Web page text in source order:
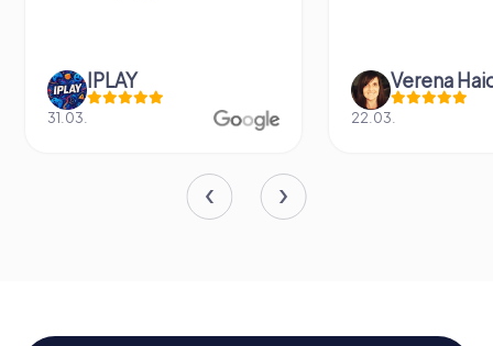
IPLAY
31.03. 22.03.